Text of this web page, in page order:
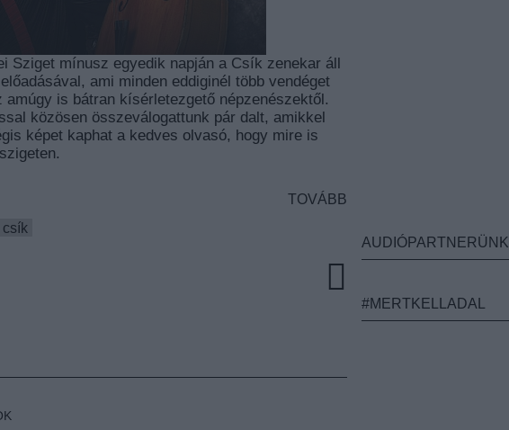
Sziget mínusz egyedik napján a Csík zenekar áll
ami minden eddiginél több vendéget
is bátran kísérletezgető népzenészektől.
közösen összeválogattunk pár dalt, amikkel
képet kaphat a kedves olvasó, hogy mire is
TOVÁBB
csík
AUDIÓPARTNERÜNK
#MERTKELLADAL